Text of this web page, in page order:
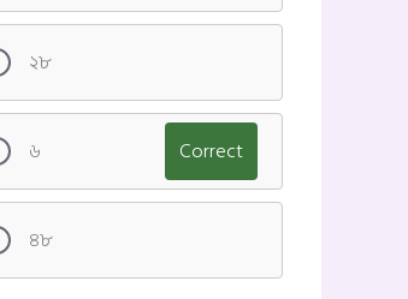
২৮
৬ Correct
৪৮